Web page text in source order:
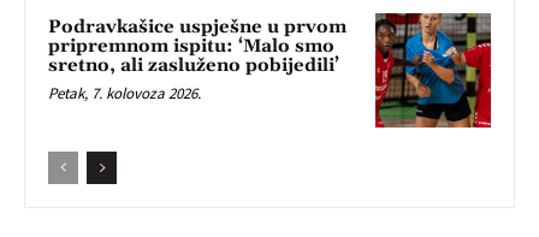
Podravkašice uspješne u prvom
pripremnom ispitu: ‘Malo smo
sretno, ali zasluženo pobijedili’
Petak, 7. kolovoza 2026.